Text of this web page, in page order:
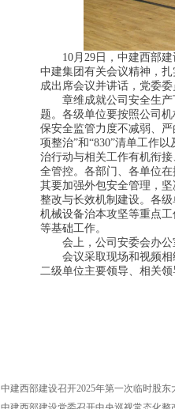
10月29日，中建西部建
中建集团有关会议精神，
成出席会议并讲话，党委
章维成就公司安全生产
题。 各级单位要按照公司
保安全监管力度不减弱、
项整治”和“830”清单工作
治行动与相关工作有机衔
全管控。 各部门、各单位
其要加强外包安全管理，
整改与长效机制建设。 各级
机械设备治本攻坚等重点
等基础工作。
会上，公司安委会办公
会议采取现场和视频相
二级单位主要领导、相关
中建西部建设召开2025年第一次临时股东